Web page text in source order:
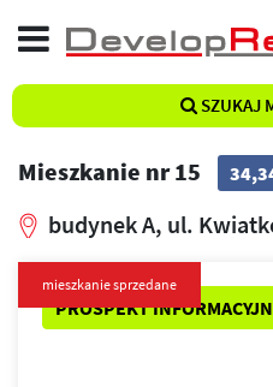
SZUKAJ
Mieszkanie nr 15
budynek A, ul.
PROSPEKT
mieszkanie sprzedane